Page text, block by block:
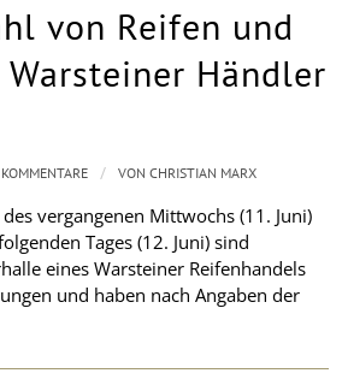
von Reifen und
Warsteiner Händler
vergangenen Mittwochs (11. Juni)
Tages (12. Juni) sind
eines Warsteiner Reifenhandels
und haben nach Angaben der
/ VONCHRISTIAN MARX